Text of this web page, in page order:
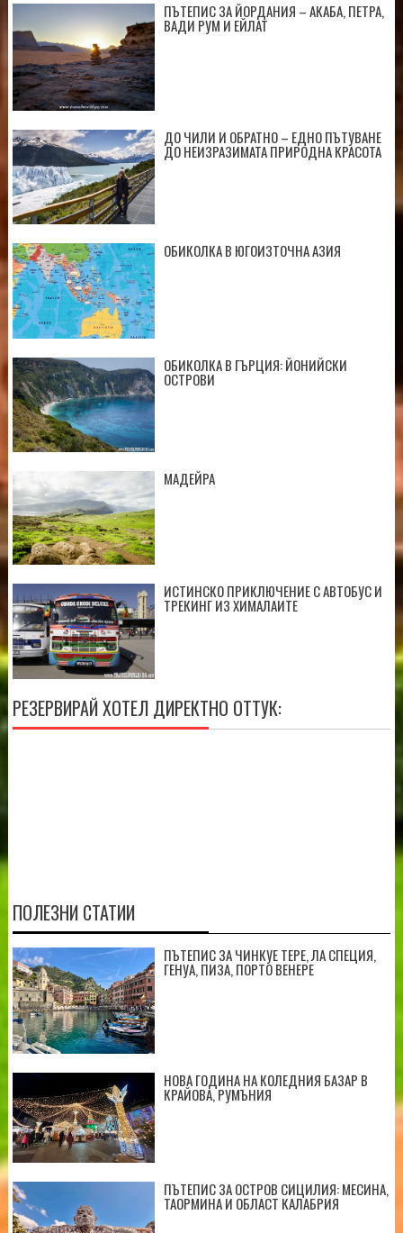
ПЪТЕПИС ЗА ЙОРДАНИЯ – АКАБА, ПЕТРА,
ВАДИ РУМ И ЕЙЛАТ
ДО ЧИЛИ И ОБРАТНО – ЕДНО ПЪТУВАНЕ
ДО НЕИЗРАЗИМАТА ПРИРОДНА КРАСОТА
ОБИКОЛКА В ЮГОИЗТОЧНА АЗИЯ
ОБИКОЛКА В ГЪРЦИЯ: ЙОНИЙСКИ
ОСТРОВИ
МАДЕЙРА
ИСТИНСКО ПРИКЛЮЧЕНИЕ С АВТОБУС И
ТРЕКИНГ ИЗ ХИМАЛАИТЕ
РЕЗЕРВИРАЙ ХОТЕЛ ДИРЕКТНО ОТТУК:
ПОЛЕЗНИ СТАТИИ
ПЪТЕПИС ЗА ЧИНКУЕ ТЕРЕ, ЛА СПЕЦИЯ,
ГЕНУА, ПИЗА, ПОРТО ВЕНЕРЕ
НОВА ГОДИНА НА КОЛЕДНИЯ БАЗАР В
КРАЙОВА, РУМЪНИЯ
ПЪТЕПИС ЗА ОСТРОВ СИЦИЛИЯ: МЕСИНА,
ТАОРМИНА И ОБЛАСТ КАЛАБРИЯ